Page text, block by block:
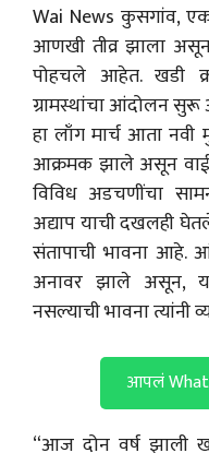
Wai News कुसगांव,
आणखी तीव्र झाला
पोहचले आहेत. खडी
ग्रामस्थांचा आंदोलन सुरू
हा लाँग मार्च आता नवी
आक्रमक झाले असून वाई
विविध अडचणींचा
अद्याप याची दखलही
संतापाची भावना आहे.
अनावर झाले असून,
नसल्याची भावना त्यांनी
आपलं
“आज दोन वर्ष झाली